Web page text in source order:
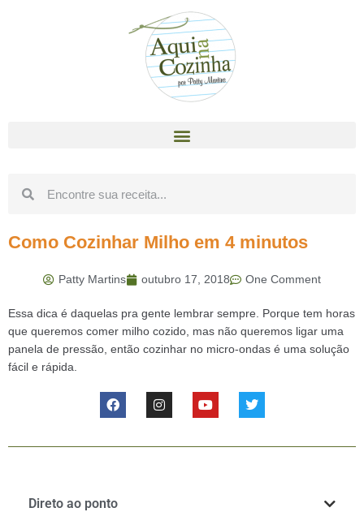
Como Cozinhar Milho em 4 minutos
Patty Martins outubro 17, 2018 One Comment
Essa dica é daquelas pra gente lembrar sempre. Porque tem horas
que queremos comer milho cozido, mas não queremos ligar uma
panela de pressão, então cozinhar no micro-ondas é uma solução
fácil e rápida.
Direto ao ponto